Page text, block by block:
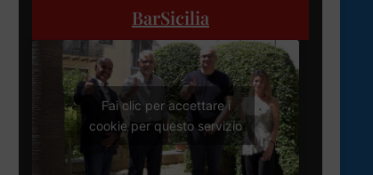
BarSicilia
Fai clic per accettare i
cookie per questo servizio